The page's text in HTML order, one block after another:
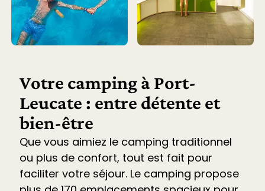
Votre camping à Port-
Leucate : entre détente et
bien-être
Que vous aimiez le camping traditionnel
ou plus de confort, tout est fait pour
faciliter votre séjour. Le camping propose